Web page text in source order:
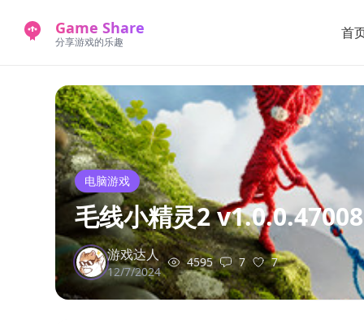
Game Share
分享游戏的乐趣
首
电脑游戏
毛线小精灵2
游戏达人
12/7/2024
4595 7 7